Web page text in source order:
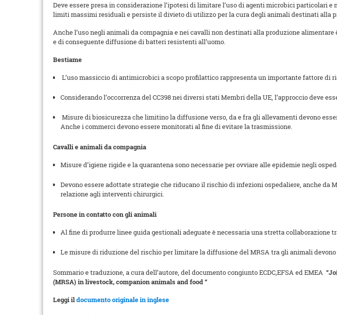
Deve essere presa in considerazione l’ipotesi di limitare l’uso di agenti microbici
limiti massimi residuali e persiste il divieto di utilizzo per la cura degli animali destinati alla
Anche l’uso negli animali da compagnia e nei cavalli non destinati alla produzione
e di conseguente diffusione di batteri resistenti all’uomo.
Bestiame
L’uso massiccio di antimicrobici a scopo profilattico rappresenta un importante fattore di
Considerando l’occorrenza del CC398 nei diversi stati Membri della UE, l’approccio deve
Misure di biosicurezza che limitino la diffusione verso, da e fra gli allevamenti devono
Anche i commerci devono essere monitorati al fine di evitare la trasmissione.
Cavalli e animali da compagnia
Misure d’igiene rigide e la quarantena sono necessarie per ovviare alle epidemie negli
Devono essere adottate strategie che riducano il rischio di infezioni ospedaliere, anche
relazione agli interventi chirurgici.
Persone in contatto con gli animali
Al fine di produrre linee guida gestionali adeguate è necessaria una stretta collaborazione
Le misure di riduzione del rischio per limitare la diffusione del MRSA tra gli animali
Sommario e traduzione, a cura dell’autore, del documento congiunto ECDC,EFSA ed EMEA
(MRSA) in livestock, companion animals and food “
Leggi ildocumento originale in inglese